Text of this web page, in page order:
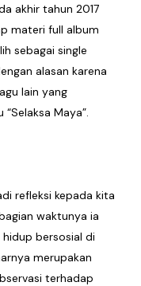
akhir tahun 2017
materi full album
sebagai single
alasan karena
lain yang
Maya”.
refleksi kepada kita
waktunya ia
bersosial di
merupakan
terhadap